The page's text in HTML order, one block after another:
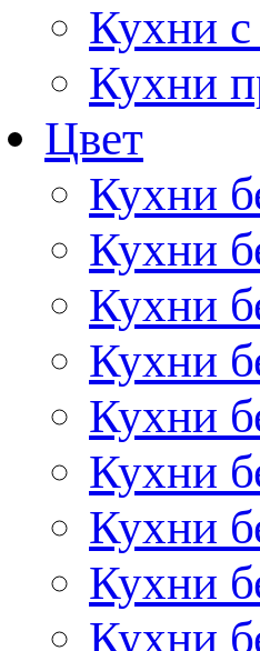
Кухни
Кухни
Цвет
Кухни
Кухни
Кухни
Кухни
Кухни
Кухни
Кухни
Кухни
Кухни